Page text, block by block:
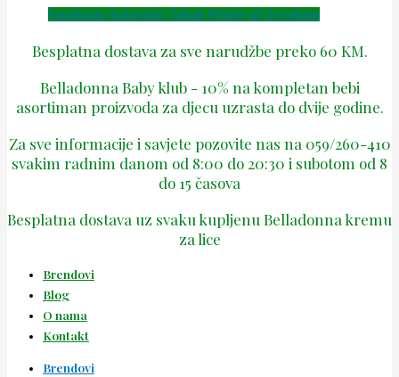
Facebook Instagram Tiktok Phone-alt Envelope
Besplatna dostava za sve narudžbe preko 60 KM.
Belladonna Baby klub - 10% na kompletan bebi
asortiman proizvoda za djecu uzrasta do dvije godine.
Za sve informacije i savjete pozovite nas na 059/260-410
svakim radnim danom od 8:00 do 20:30 i subotom od 8
do 15 časova
Besplatna dostava uz svaku kupljenu Belladonna kremu
za lice
Brendovi
Blog
O nama
Kontakt
Brendovi